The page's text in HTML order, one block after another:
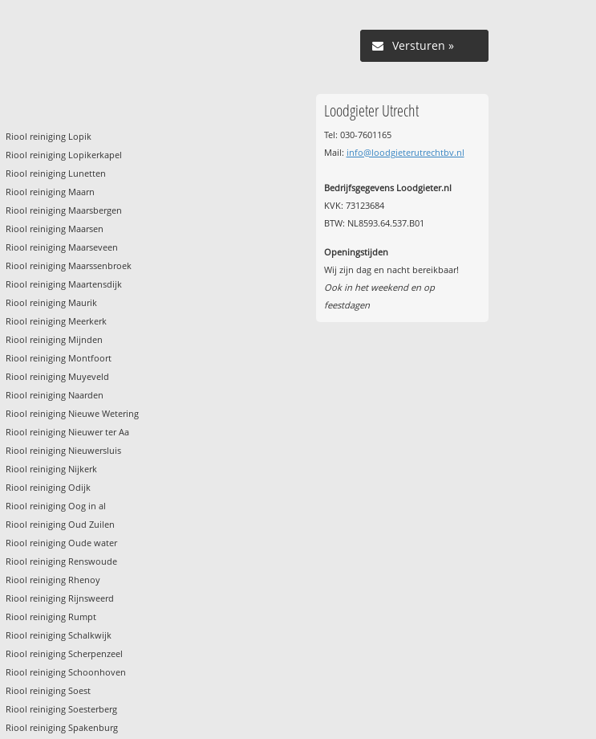
Versturen »
Riool reiniging Lopik
Riool reiniging Lopikerkapel
Riool reiniging Lunetten
Riool reiniging Maarn
Riool reiniging Maarsbergen
Riool reiniging Maarsen
Riool reiniging Maarseveen
Riool reiniging Maarssenbroek
Riool reiniging Maartensdijk
Riool reiniging Maurik
Riool reiniging Meerkerk
Riool reiniging Mijnden
Riool reiniging Montfoort
Riool reiniging Muyeveld
Riool reiniging Naarden
Riool reiniging Nieuwe Wetering
Riool reiniging Nieuwer ter Aa
Riool reiniging Nieuwersluis
Riool reiniging Nijkerk
Riool reiniging Odijk
Riool reiniging Oog in al
Riool reiniging Oud Zuilen
Riool reiniging Oude water
Riool reiniging Renswoude
Riool reiniging Rhenoy
Riool reiniging Rijnsweerd
Riool reiniging Rumpt
Riool reiniging Schalkwijk
Riool reiniging Scherpenzeel
Riool reiniging Schoonhoven
Riool reiniging Soest
Riool reiniging Soesterberg
Riool reiniging Spakenburg
Loodgieter Utrecht
Tel: 030-7601165
Mail: info@loodgieterutrechtbv.nl
Bedrijfsgegevens Loodgieter.nl
KVK: 73123684
BTW: NL8593.64.537.B01
Openingstijden
Wij zijn dag en nacht bereikbaar!
Ook in het weekend en op
feestdagen